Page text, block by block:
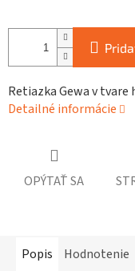
Retiazka Gewa v tvare
Detailné informácie
OPÝTAŤ SA
Popis Hodnotenie